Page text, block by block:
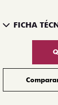
FICHA